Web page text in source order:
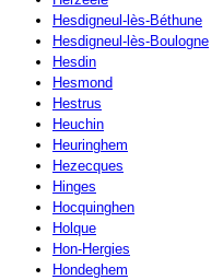
Hesdigneul-lès-Béthune
Hesdigneul-lès-Boulogne
Hesdin
Hesmond
Hestrus
Heuchin
Heuringhem
Hezecques
Hinges
Hocquinghen
Holque
Hon-Hergies
Hondeghem